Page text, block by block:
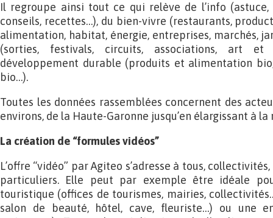
Il regroupe ainsi tout ce qui relève de l’info (astuce,
conseils, recettes…), du bien-vivre (restaurants,
alimentation, habitat, énergie, entreprises, marchés,
(sorties, festivals, circuits, associations, art
développement durable (produits et alimentation
bio…).
Toutes les données rassemblées concernent des
environs, de la Haute-Garonne jusqu’en élargissant à
La création de “formules vidéos”
L’offre “vidéo” par Agiteo s’adresse à tous,
particuliers. Elle peut par exemple être idéale
touristique (offices de tourismes, mairies,
salon de beauté, hôtel, cave, fleuriste…) ou une